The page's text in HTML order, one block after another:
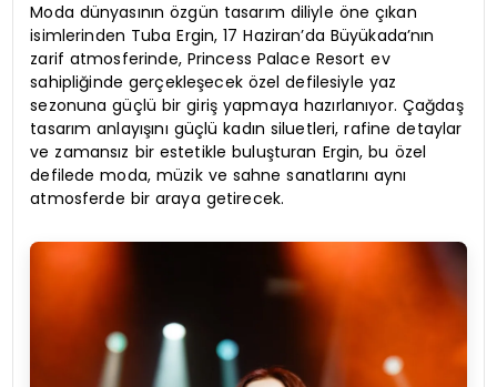
Moda dünyasının özgün tasarım diliyle öne çıkan
isimlerinden Tuba Ergin, 17 Haziran’da Büyükada’nın
zarif atmosferinde, Princess Palace Resort ev
sahipliğinde gerçekleşecek özel defilesiyle yaz
sezonuna güçlü bir giriş yapmaya hazırlanıyor. Çağdaş
tasarım anlayışını güçlü kadın siluetleri, rafine detaylar
ve zamansız bir estetikle buluşturan Ergin, bu özel
defilede moda, müzik ve sahne sanatlarını aynı
atmosferde bir araya getirecek.